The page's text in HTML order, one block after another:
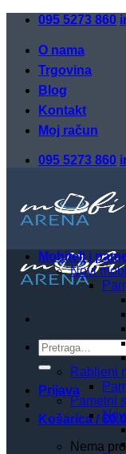
Skip
content
095 5273 860
O nama
Trgovina
Blog
Kontakt
Moj račun
095 5273 860
Pretraži:
Prijava
Košarica /€
Nema
Mobiteli i
Novi
Rabljeni
Pametni